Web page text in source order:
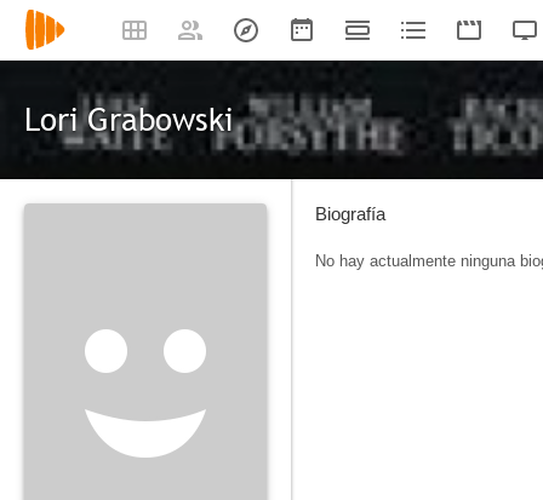
Lori Grabowski
Biografía
No hay actualmente ninguna